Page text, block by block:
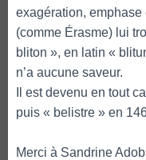
exagération, emphase
(comme Érasme) lui
bliton », en latin «
n’a aucune saveur.
Il est devenu en tout
puis « belistre » en
Merci à Sandrine